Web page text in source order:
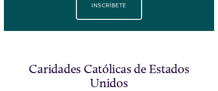
INSCRÍBETE
Caridades Católicas de Estados
Unidos